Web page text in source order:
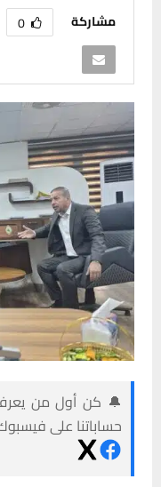
مشاركة 0
🔔 كن أول من يعرف
حساباتنا على